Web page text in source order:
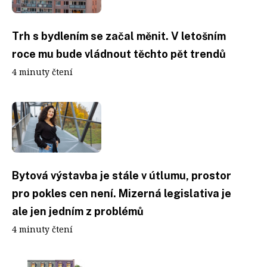
Trh s bydlením se začal měnit. V letošním
roce mu bude vládnout těchto pět trendů
4 minuty čtení
Bytová výstavba je stále v útlumu, prostor
pro pokles cen není. Mizerná legislativa je
ale jen jedním z problémů
4 minuty čtení